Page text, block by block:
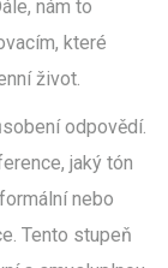
nám to
které
život.
odpovědí.
jaký tón
nebo
Tento stupeň